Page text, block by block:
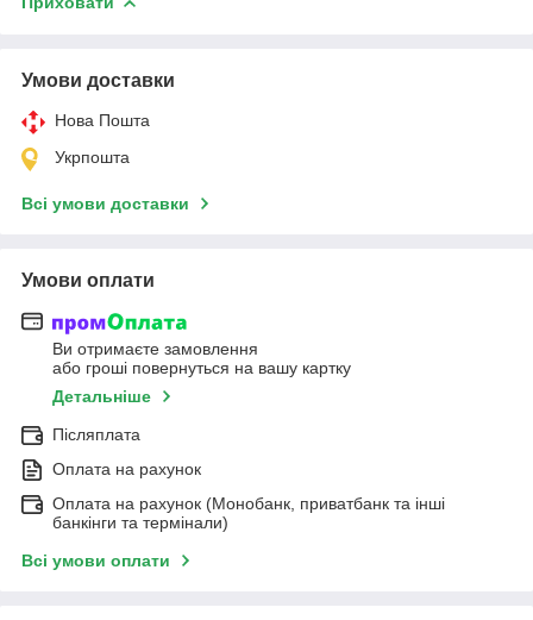
Умови доставки
Нова Пошта
Укрпошта
Всі умови доставки
Умови оплати
Ви отримаєте замовлення
або гроші повернуться на вашу картку
Детальніше
Післяплата
Оплата на рахунок
Оплата на рахунок (Монобанк, приватбанк та інші
банкінги та термінали)
Всі умови оплати